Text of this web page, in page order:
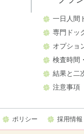
一日人間
専門ドッ
オプショ
検査時間
結果と二
注意事項
ポリシー 採用情報